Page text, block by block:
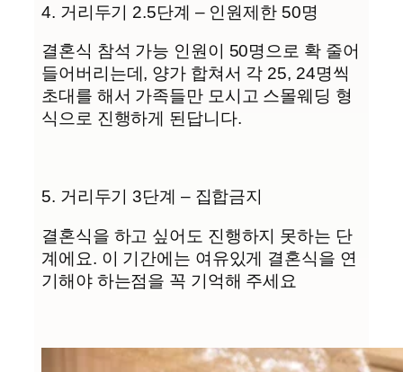
4. 거리두기 2.5단계 – 인원제한 50명
결혼식 참석 가능 인원이 50명으로 확 줄어
들어버리는데, 양가 합쳐서 각 25, 24명씩
초대를 해서 가족들만 모시고 스몰웨딩 형
식으로 진행하게 된답니다.
5. 거리두기 3단계 – 집합금지
결혼식을 하고 싶어도 진행하지 못하는 단
계에요. 이 기간에는 여유있게 결혼식을 연
기해야 하는점을 꼭 기억해 주세요